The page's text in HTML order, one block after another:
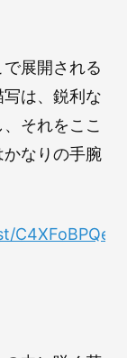
展開される
は、鋭利な
それをここ
なりの手腕